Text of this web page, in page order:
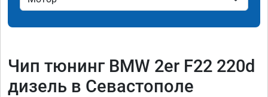
Чип тюнинг BMW 2er F22 220d
дизель в Севастополе